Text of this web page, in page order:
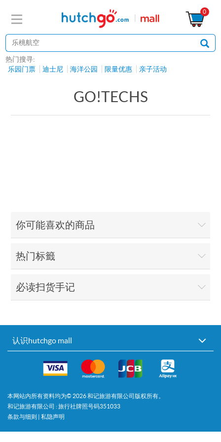
0
热门搜寻:
乐园门票
迪士尼 海洋公园 限量优惠 亲子活动
GO!TECHS
你可能喜欢的商品
热门标籤
必读扫货手记
认识hutchgo mall
本网站内所有资料均为© 2026和记旅游有限公司版权所有。
和记旅游有限公司 : 旅行社牌照号码351033
条款与细则 | 私隐声明